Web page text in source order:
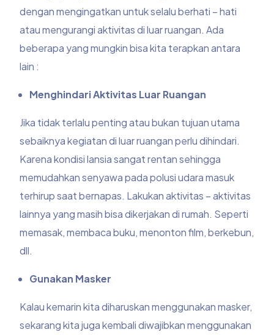
dengan mengingatkan untuk selalu berhati – hati
atau mengurangi aktivitas di luar ruangan. Ada
beberapa yang mungkin bisa kita terapkan antara
lain :
Menghindari Aktivitas Luar Ruangan
Jika tidak terlalu penting atau bukan tujuan utama
sebaiknya kegiatan di luar ruangan perlu dihindari.
Karena kondisilansiasangat rentan sehingga
memudahkan senyawa padapolusi udaramasuk
terhirup saat bernapas. Lakukan aktivitas – aktivitas
lainnya yang masih bisa dikerjakan di rumah. Seperti
memasak, membaca buku, menonton film, berkebun,
dll.
Gunakan Masker
Kalau kemarin kita diharuskan menggunakan masker,
sekarang kita juga kembali diwajibkan menggunakan